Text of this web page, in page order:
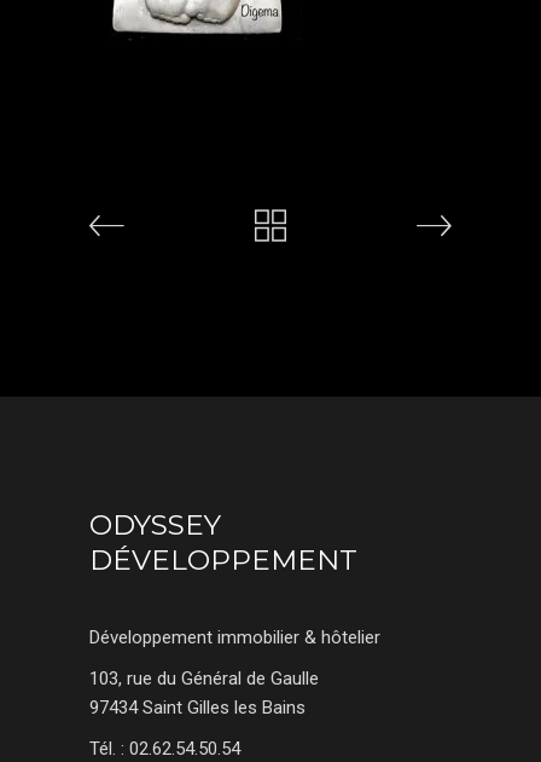
ODYSSEY
DÉVELOPPEMENT
Développement immobilier & hôtelier
103, rue du Général de Gaulle
97434 Saint Gilles les Bains
Tél. : 02.62.54.50.54